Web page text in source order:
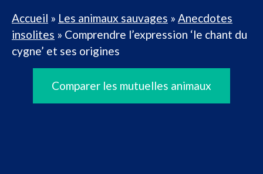
Accueil » Les animaux sauvages » Anecdotes
insolites » Comprendre l’expression ‘le chant du
cygne’ et ses origines
Comparer les mutuelles animaux